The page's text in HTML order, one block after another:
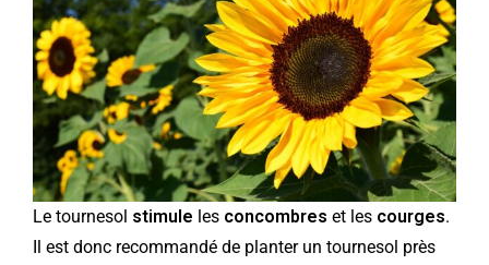
Le tournesol stimule les concombres et les courges.
Il est donc recommandé de planter un tournesol près